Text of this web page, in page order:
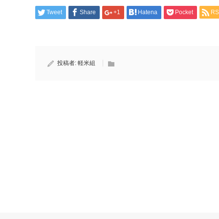
Tweet Share +1 Hatena Pocket
投稿者: 軽米組